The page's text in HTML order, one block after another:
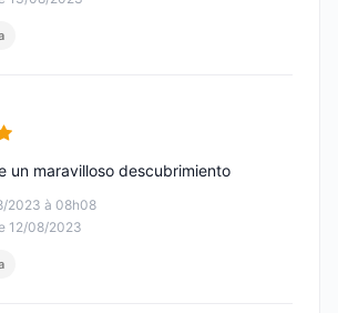
5
2023 à 08h08
12/08/2023
un maravilloso descubrimiento